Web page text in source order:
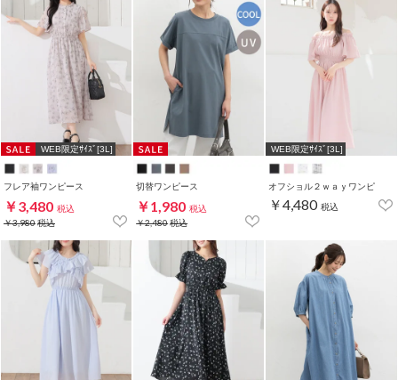
WEB限定ｻｲｽﾞ[3L]
フレア袖ワンピース
￥3,480 税込
￥3,980税込
切替ワンピース
￥1,980 税込
￥2,480税込
WEB限定ｻｲｽﾞ[3L]
オフショル２ｗａｙワンピ
￥4,480 税込